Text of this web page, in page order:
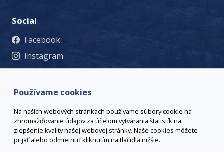
Používame cookies
Na našich webových stránkach používame súbory cookie na
zhromažďovanie údajov za účelom vytvárania štatistík na
zlepšenie kvality našej webovej stránky. Naše cookies môžete
prijať alebo odmietnuť kliknutím na tlačidlá nižšie.
Social
Facebook
Instagram
nad Hronom, +421 45 678 71 53, msu@ziar.sk,
© 2026 Arrabella s.r.o., mayabella s.r.o., Všetky práva
vyhradené.